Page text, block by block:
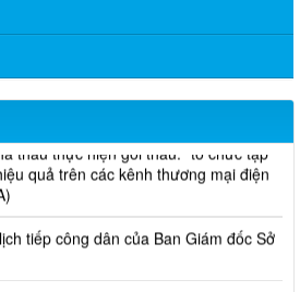
phân phối, nhãn hiệu hàng hóa
trên địa bàn tỉnh năm 2025 (nhắc lần
tài sản công theo hình thức chỉ định
thầu thực hiện gói thầu: “tổ chức tập
quả trên các kênh thương mại điện
tiếp công dân của Ban Giám đốc Sở